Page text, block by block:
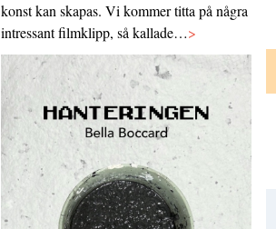
konst kan skapas. Vi kommer titta på några
intressant filmklipp, så kallade…>